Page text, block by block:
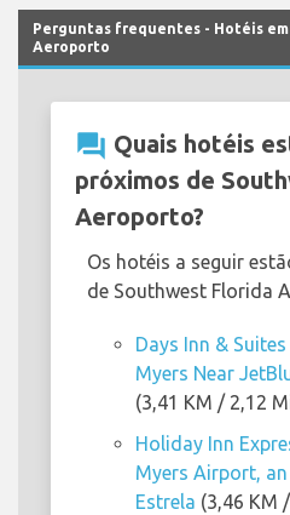
Perguntas frequentes - Hotéis
Aeroporto
question_answer Quais hotéis
próximos de
Aeroporto?
Os hotéis a seguir
de Southwest Florida
Days Inn &
Myers Near
(3,41 KM / 2,12
Holiday Inn
Myers Airport,
Estrela (3,46 KM